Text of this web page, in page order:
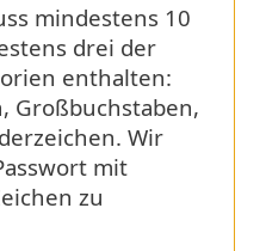
mindestens 10
drei der
enthalten:
Großbuchstaben,
Wir
mit
zu